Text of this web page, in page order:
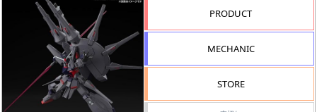
PRODUCT
MECHANIC
STORE